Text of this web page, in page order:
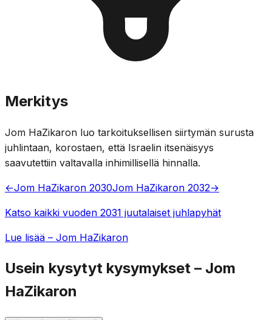
Merkitys
Jom HaZikaron luo tarkoituksellisen siirtymän surusta
juhlintaan, korostaen, että Israelin itsenäisyys
saavutettiin valtavalla inhimillisellä hinnalla.
←Jom HaZikaron 2030Jom HaZikaron 2032→
Katso kaikki vuoden 2031 juutalaiset juhlapyhät
Lue lisää – Jom HaZikaron
Usein kysytyt kysymykset – Jom
HaZikaron